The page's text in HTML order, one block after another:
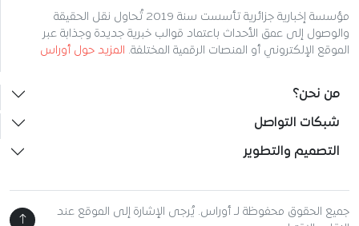
مؤسسة إخبارية جزائرية تأسست سنة 2019 تُحاول نقل الحقيقة
والوصول إلى عمق الأحداث باعتماد قوالب خبرية جديدة وجذابة عبر
الموقع الإلكتروني أو المنصات الرقمية المختلفة. المزيد حول أوراس
من نحن؟
شبكات التواصل
التصميم والتطوير
جميع الحقوق محفوظة لـ أوراس. يُرجى الإشارة إلى الموقع عند